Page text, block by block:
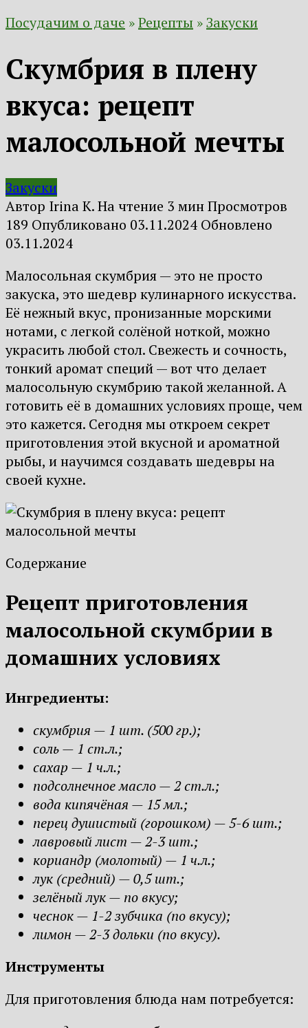
Посудачим о даче »Рецепты »Закуски
Скумбрия в плену
вкуса: рецепт
малосольной мечты
Закуски
Автор Irina K.На чтение 3 минПросмотров
189 Опубликовано 03.11.2024 Обновлено
03.11.2024
Малосольная скумбрия — это не просто
закуска, это шедевр кулинарного искусства.
Её нежный вкус, пронизанные морскими
нотами, с легкой солёной ноткой, можно
украсить любой стол. Свежесть и сочность,
тонкий аромат специй — вот что делает
малосольную скумбрию такой желанной. А
готовить её в домашних условиях проще, чем
это кажется. Сегодня мы откроем секрет
приготовления этой вкусной и ароматной
рыбы, и научимся создавать шедевры на
своей кухне.
Содержание
Рецепт приготовления
малосольной скумбрии в
домашних условиях
Ингредиенты:
скумбрия — 1 шт. (500 гр.);
соль — 1 ст.л.;
сахар — 1 ч.л.;
подсолнечное масло — 2 ст.л.;
вода кипячёная — 15 мл.;
перец душистый (горошком) — 5-6 шт.;
лавровый лист — 2-3 шт.;
кориандр (молотый) — 1 ч.л.;
лук (средний) — 0,5 шт.;
зелёный лук — по вкусу;
чеснок — 1-2 зубчика (по вкусу);
лимон — 2-3 дольки (по вкусу).
Инструменты
Для приготовления блюда нам потребуется: